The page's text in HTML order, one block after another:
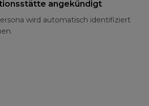
angekündigt
wird automatisch identifiziert